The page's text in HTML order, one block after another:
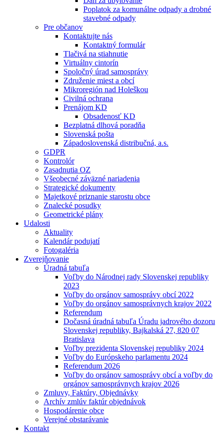
Poplatok za komunálne odpady a drobné
stavebné odpady
Pre občanov
Kontaktujte nás
Kontaktný formulár
Tlačivá na stiahnutie
Virtuálny cintorín
Spoločný úrad samosprávy
Združenie miest a obcí
Mikroregión nad Holeškou
Civilná ochrana
Prenájom KD
Obsadenosť KD
Bezplatná dlhová poradňa
Slovenská pošta
Západoslovenská distribučná, a.s.
GDPR
Kontrolór
Zasadnutia OZ
Všeobecné záväzné nariadenia
Strategické dokumenty
Majetkové priznanie starostu obce
Znalecké posudky
Geometrické plány
Udalosti
Aktuality
Kalendár podujatí
Fotogaléria
Zverejňovanie
Úradná tabuľa
Voľby do Národnej rady Slovenskej republiky
2023
Voľby do orgánov samosprávy obcí 2022
Voľby do orgánov samosprávnych krajov 2022
Referendum
Dočasná úradná tabuľa Úradu jadrového dozoru
Slovenskej republiky, Bajkalská 27, 820 07
Bratislava
Voľby prezidenta Slovenskej republiky 2024
Voľby do Európskeho parlamentu 2024
Referendum 2026
Voľby do orgánov samosprávy obcí a voľby do
orgánov samosprávnych krajov 2026
Zmluvy, Faktúry, Objednávky
Archív zmlúv faktúr objednávok
Hospodárenie obce
Verejné obstarávanie
Kontakt